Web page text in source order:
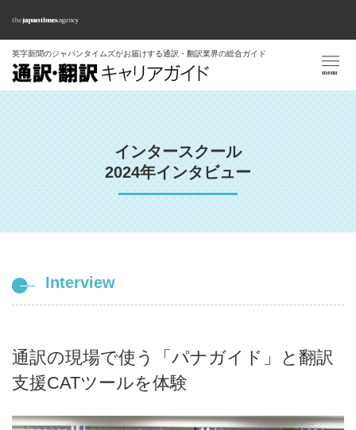
英字新聞のジャパンタイムズがお届けする通訳・翻訳業界の総合ガイド
インタースクール
2024年インタビュー
Interview
通訳の現場で使う「パナガイド」と翻訳
支援CATツールを体験